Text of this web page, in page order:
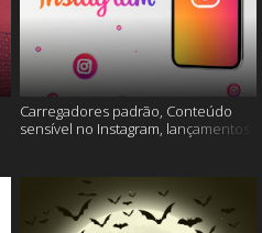
Carregadores padrão, Conteúdo
sensível no Instagram, lançamentos